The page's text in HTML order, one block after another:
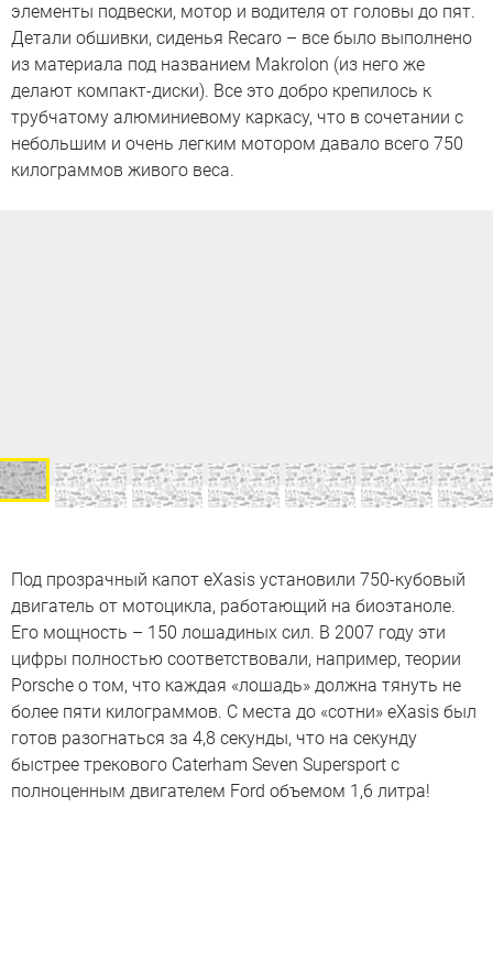
элементы подвески, мотор и водителя от головы до пят.
Детали обшивки, сиденья Recaro – все было выполнено
из материала под названием Makrolon (из него же
делают компакт-диски). Все это добро крепилось к
трубчатому алюминиевому каркасу, что в сочетании с
небольшим и очень легким мотором давало всего 750
килограммов живого веса.
Под прозрачный капот eXasis установили 750-кубовый
двигатель от мотоцикла, работающий на биоэтаноле.
Его мощность – 150 лошадиных сил. В 2007 году эти
цифры полностью соответствовали, например, теории
Porsche о том, что каждая «лошадь» должна тянуть не
более пяти килограммов. С места до «сотни» eXasis был
готов разогнаться за 4,8 секунды, что на секунду
быстрее трекового Caterham Seven Supersport с
полноценным двигателем Ford объемом 1,6 литра!